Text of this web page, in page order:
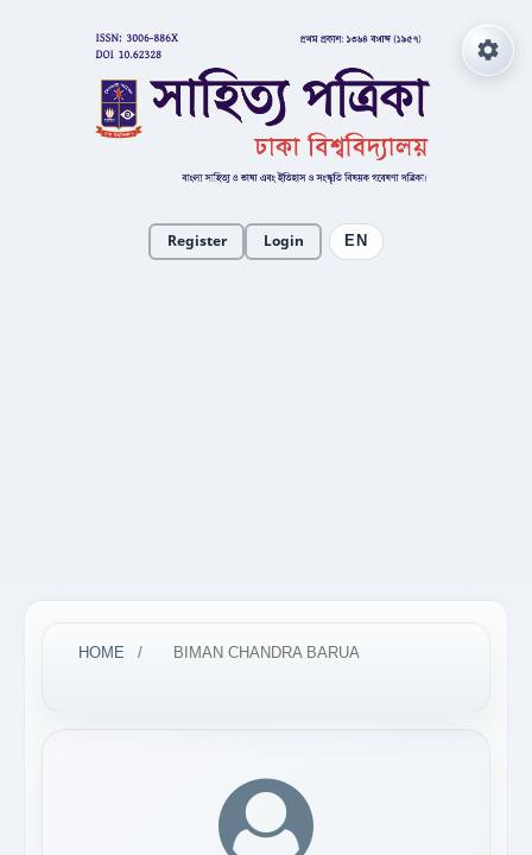
Register Login EN
HOME / BIMAN CHANDRA BARUA